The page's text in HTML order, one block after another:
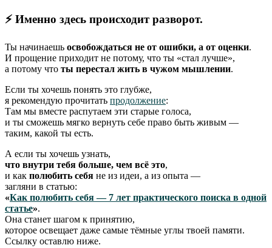
⚡ Именно здесь происходит разворот.
Ты начинаешь освобождаться не от ошибки, а от оценки.
И прощение приходит не потому, что ты «стал лучше»,
а потому что ты перестал жить в чужом мышлении.
Если ты хочешь понять это глубже,
я рекомендую прочитать продолжение:
Там мы вместе распутаем эти старые голоса,
и ты сможешь мягко вернуть себе право быть живым —
таким, какой ты есть.
А если ты хочешь узнать,
что внутри тебя больше, чем всё это,
и как полюбить себя не из идеи, а из опыта —
загляни в статью:
«Как полюбить себя — 7 лет практического поиска в одной
статье».
Она станет шагом к принятию,
которое освещает даже самые тёмные углы твоей памяти.
Ссылку оставлю ниже.